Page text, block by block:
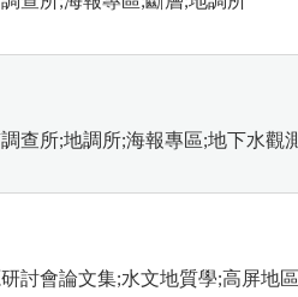
查所;地調所;海報專區;地下水觀
討會論文集;水文地質學;高屏地